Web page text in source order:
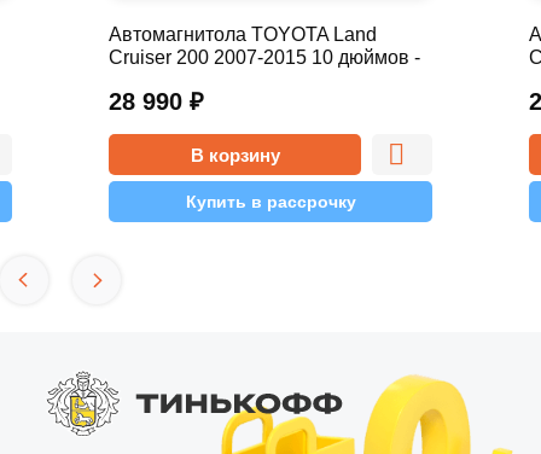
28 990 ₽
Автомагнитола TOYOTA Land
Cruiser 200 2007-2015 10 дюймов -
В корзину
Купить в рассрочку